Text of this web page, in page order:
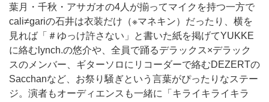
葉月・千秋・アサガオの4人が揃ってマイクを持つ一方で
cali≠gariの石井は衣装だけ（※マネキン）だったり、横を
見れば「＃ゆっけ許さない」と書いた紙を掲げてYUKKE
に絡むlynch.の悠介や、全員で踊るデラックス×デラック
スのメンバー、ギターソロにリコーダーで絡むDEZERTの
Sacchanなど、お祭り騒ぎという言葉がぴったりなステー
ジ。演者もオーディエンスも一緒に「キライキライキラ